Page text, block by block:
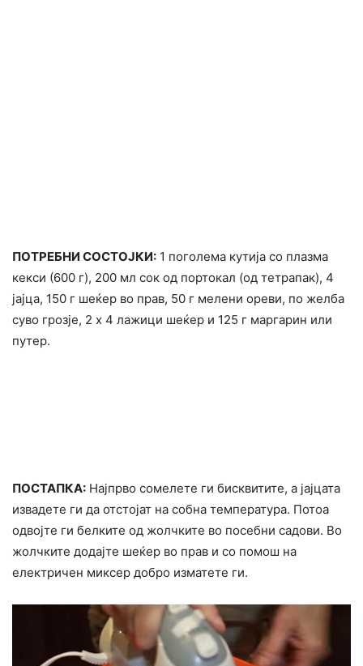
ПОТРЕБНИ СОСТОЈКИ: 1 поголема кутија со плазма
кекси (600 г), 200 мл сок од портокал (од тетрапак), 4
јајца, 150 г шеќер во прав, 50 г мелени ореви, по желба
суво грозје, 2 х 4 лажици шеќер и 125 г маргарин или
путер.
ПОСТАПКА: Најпрво сомелете ги бисквитите, а јајцата
извадете ги да отстојат на собна температура. Потоа
одвојте ги белките од жолчките во посебни садови. Во
жолчките додајте шеќер во прав и со помош на
електричен миксер добро изматете ги.